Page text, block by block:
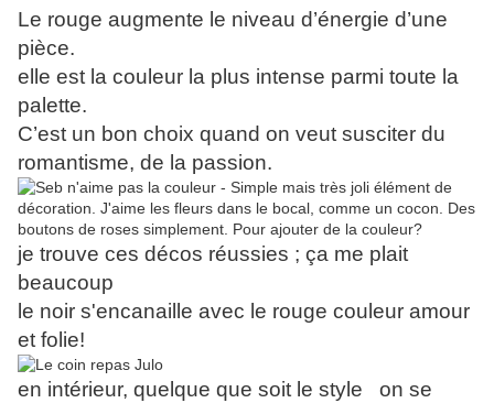
Le rouge augmente le niveau d’énergie d’une
pièce.
elle est la couleur la plus intense parmi toute la
palette.
C’est un bon choix quand on veut susciter du
romantisme, de la passion.
je trouve ces décos réussies ; ça me plait
beaucoup
le noir s'encanaille avec le rouge couleur amour
et folie!
en intérieur, quelque que soit le style on se